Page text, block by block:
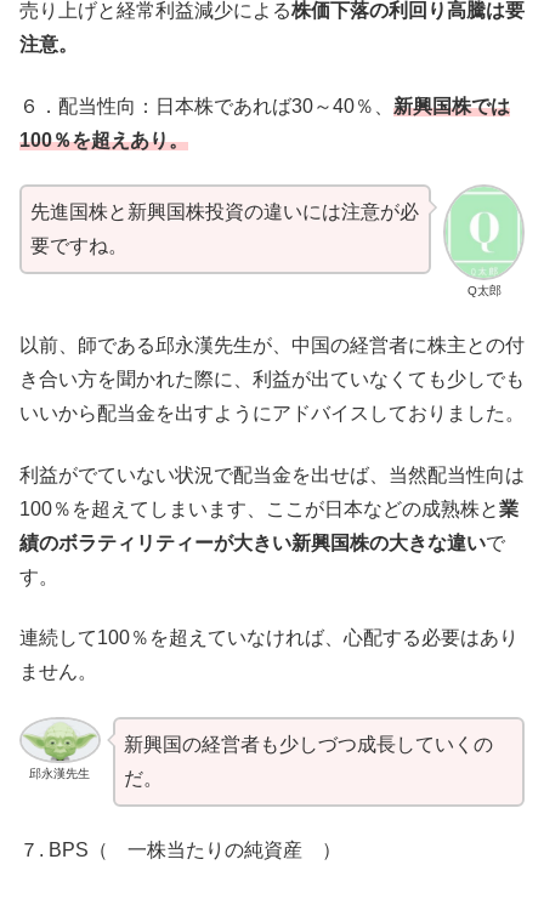
売り上げと経常利益減少による株価下落の利回り高騰は要
注意。
６．配当性向：日本株であれば30～40％、 新興国株では
100％を超えあり。
Q太郎
先進国株と新興国株投資の違いには注意が必
要ですね。
以前、師である邱永漢先生が、中国の経営者に株主との付
き合い方を聞かれた際に、利益が出ていなくても少しでも
いいから配当金を出すようにアドバイスしておりました。
利益がでていない状況で配当金を出せば、当然配当性向は
100％を超えてしまいます、ここが日本などの成熟株と業
績のボラティリティーが大きい新興国株の大きな違いで
す。
連続して100％を超えていなければ、心配する必要はあり
ません。
邱永漢先生
新興国の経営者も少しづつ成長していくの
だ。
７. BPS（ 一株当たりの純資産 ）